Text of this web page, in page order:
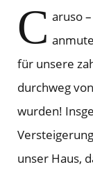
C aruso
für unsere
durchweg
wurden!
unser Haus,